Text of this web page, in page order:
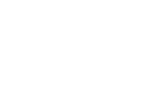
для будь–яких заходів
оригінально прикрасити
якість полотна гарантує, що виріб
та навчання
атмосферу для вихованців